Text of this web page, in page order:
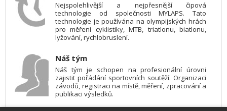
Nejspolehlivější a nejpřesnější čipová
technologie od společnosti MYLAPS. Tato
technologie je používána na olympijských hrách
pro měření cyklistiky, MTB, triatlonu, biatlonu,
lyžování, rychlobruslení.
Náš tým
Náš tým je schopen na profesionální úrovni
zajistit pořádání sportovních soutěží. Organizaci
závodů, registraci na místě, měření, zpracování a
publikaci výsledků.